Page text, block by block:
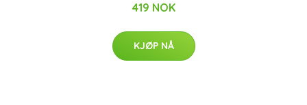
419 NOK
KJØP NÅ